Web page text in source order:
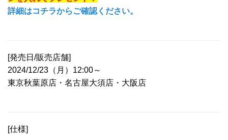
詳細はコチラからご確認ください。
[発売日/販売店舗]
2024/12/23（月）12:00～
東京秋葉原店・名古屋大須店・大阪店
[仕様]